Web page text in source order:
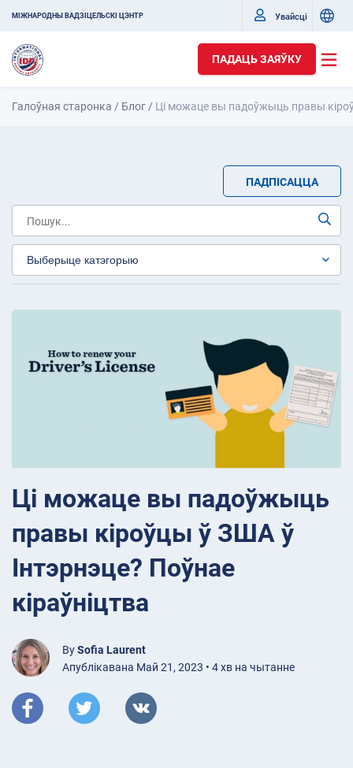
МІЖНАРОДНЫ ВАДЗІЦЕЛЬСКІ ЦЭНТР Увайсці
ПАДАЦЬ ЗАЯЎКУ
Галоўная старонка / Блог / Ці можаце вы падоўжыць правы
ПАДПІСАЦЦА
Ці можаце вы падоўжыць
правы кіроўцы ў ЗША ў
Інтэрнэце? Поўнае
кіраўніцтва
BySofia Laurent
Апублікавана Май 21, 2023 • 4 хв на чытанне